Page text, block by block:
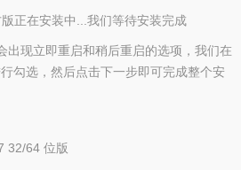
正在安装中...我们等待安装完成
出现立即重启和稍后重启的选项，我们在
勾选，然后点击下一步即可完成整个安
32/64 位版